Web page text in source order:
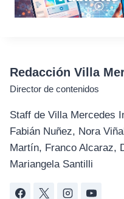
Redacción Villa
Director de contenidos
Staff de Villa Mercedes
Fabián Nuñez, Nora
Martín, Franco Alcaraz,
Mariangela Santilli